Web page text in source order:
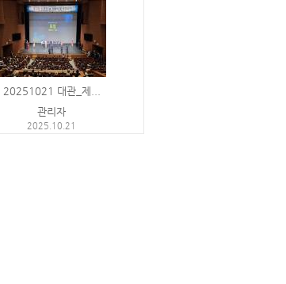
20251021 대관_제...
관리자
2025.10.21